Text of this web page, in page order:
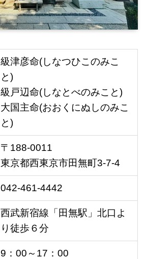
級津彦命(しなつひこのみこ
と)
級戸辺命(しなとべのみこと)
大国主命(おおくにぬしのみこ
と)
〒188-0011
東京都西東京市田無町3-7-4
042-461-4442
西武新宿線「田無駅」北口よ
り徒歩６分
9：00～17：00